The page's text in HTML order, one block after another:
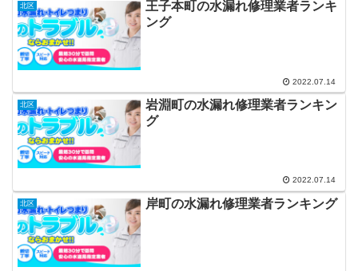
北区
王子本町の水漏れ修理業者ランキ
ング
2022.07.14
北区
岩淵町の水漏れ修理業者ランキン
グ
2022.07.14
北区 岸町の水漏れ修理業者ランキング